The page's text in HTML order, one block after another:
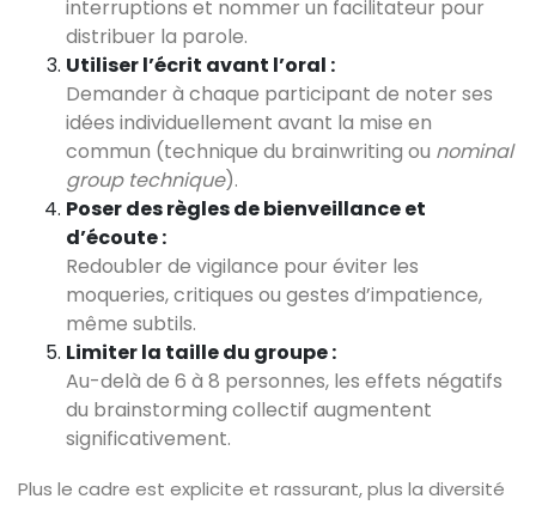
interruptions et nommer un facilitateur pour
distribuer la parole.
Utiliser l’écrit avant l’oral :
Demander à chaque participant de noter ses
idées individuellement avant la mise en
commun (technique du brainwriting ou nominal
group technique).
Poser des règles de bienveillance et
d’écoute :
Redoubler de vigilance pour éviter les
moqueries, critiques ou gestes d’impatience,
même subtils.
Limiter la taille du groupe :
Au-delà de 6 à 8 personnes, les effets négatifs
du brainstorming collectif augmentent
significativement.
Plus le cadre est explicite et rassurant, plus la diversité